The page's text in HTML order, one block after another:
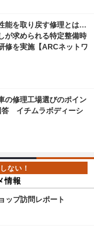
能を取り戻す修理とは…
が求められる特定整備時
修を実施【ARCネットワ
の修理工場選びのポイン
答 イチムラボディーシ
情報
ップ訪問レポート